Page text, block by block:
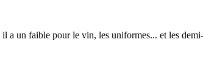
un faible pour le vin, les uniformes... et les